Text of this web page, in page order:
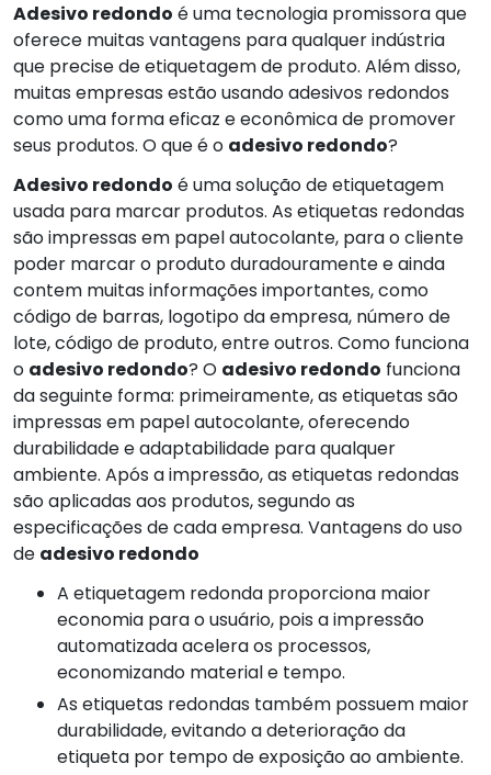
Adesivo redondo é uma tecnologia promissora que
oferece muitas vantagens para qualquer indústria
que precise de etiquetagem de produto. Além disso,
muitas empresas estão usando adesivos redondos
como uma forma eficaz e econômica de promover
seus produtos. O que é o adesivo redondo?
Adesivo redondo é uma solução de etiquetagem
usada para marcar produtos. As etiquetas redondas
são impressas em papel autocolante, para o cliente
poder marcar o produto duradouramente e ainda
contem muitas informações importantes, como
código de barras, logotipo da empresa, número de
lote, código de produto, entre outros. Como funciona
o adesivo redondo? O adesivo redondo funciona
da seguinte forma: primeiramente, as etiquetas são
impressas em papel autocolante, oferecendo
durabilidade e adaptabilidade para qualquer
ambiente. Após a impressão, as etiquetas redondas
são aplicadas aos produtos, segundo as
especificações de cada empresa. Vantagens do uso
de adesivo redondo
A etiquetagem redonda proporciona maior
economia para o usuário, pois a impressão
automatizada acelera os processos,
economizando material e tempo.
As etiquetas redondas também possuem maior
durabilidade, evitando a deterioração da
etiqueta por tempo de exposição ao ambiente.